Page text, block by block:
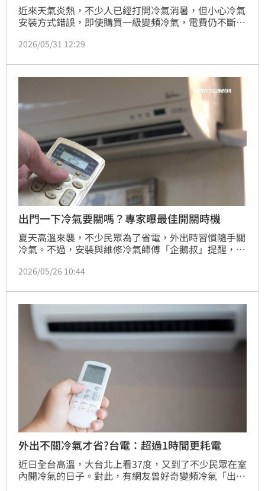
近來天氣炎熱，不少人已經打開冷氣消暑，但小心冷氣
安裝方式錯誤，即使購買一級變頻冷氣，電費仍不斷飆
相近，最好要避開。事實上，台電就曾提醒，冷氣安裝
果。
2026/05/31 12:29
出門一下冷氣要關嗎？專家曝最佳開關時機
夏天高溫來襲，不少民眾為了省電，外出時習慣隨手關
冷氣。不過，安裝與維修冷氣師傅「企鵝叔」提醒，對
可能讓耗電量增加。
2026/05/26 10:44
外出不關冷氣才省?台電：超過1時間更耗電
近日全台高溫，大台北上看37度，又到了不少民眾在室
內開冷氣的日子。對此，有網友曾好奇變頻冷氣「出門